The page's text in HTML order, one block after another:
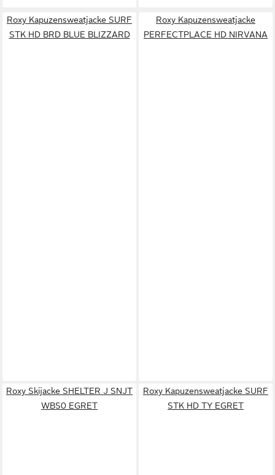
Roxy Kapuzensweatjacke SURF
STK HD BRD BLUE BLIZZARD
Roxy Kapuzensweatjacke
PERFECTPLACE HD NIRVANA
Roxy Skijacke SHELTER J SNJT
WBS0 EGRET
Roxy Kapuzensweatjacke SURF
STK HD TY EGRET